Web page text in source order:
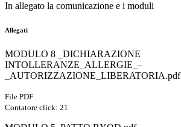
In allegato la comunicazione e i moduli
Allegati
MODULO 8 _DICHIARAZIONE
INTOLLERANZE_ALLERGIE_–
_AUTORIZZAZIONE_LIBERATORIA.pdf
File PDF
Contatore click: 21